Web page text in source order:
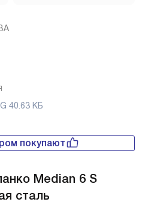
40.63 КБ
покупают
Median 6 S
сталь